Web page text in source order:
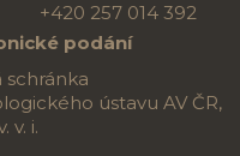
+420 257 014 392
podání
schránka
ústavu AV ČR,
v. i.